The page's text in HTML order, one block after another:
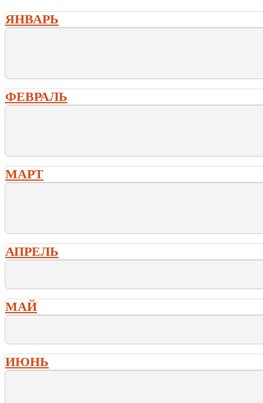
ЯНВАРЬ
ФЕВРАЛЬ
МАРТ
АПРЕЛЬ
МАЙ
ИЮНЬ